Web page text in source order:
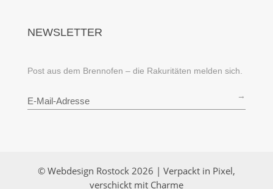
NEWSLETTER
Post aus dem Brennofen – die Rakuritäten melden sich.
→
© Webdesign Rostock 2026 | Verpackt in Pixel,
verschickt mit Charme